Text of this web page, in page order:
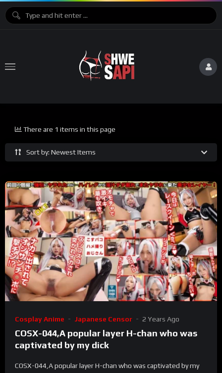
Sort by: Newest Items
There are 1 items in this page
Cosplay Anime Japanese Censor 2 Years Ago
COSX-044,A popular layer H-chan who was
captivated by my dick
COSX-044,A popular layer H-chan who was captivated by my